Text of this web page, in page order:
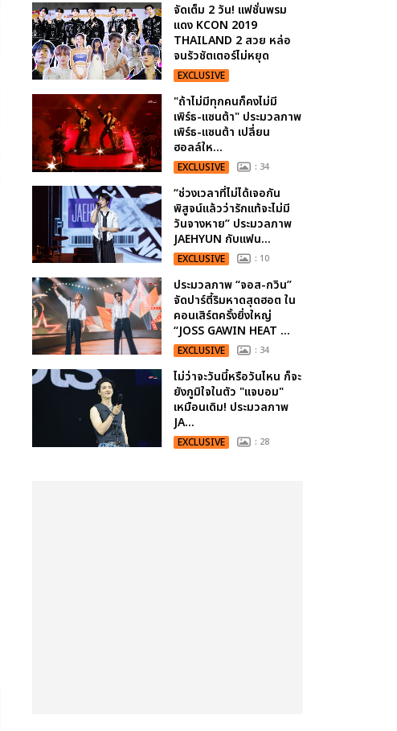
จัดเต็ม 2 วัน! แฟชั่นพรม
แดง KCON 2019
THAILAND 2 สวย หล่อ
จนรัวชัตเตอร์ไม่หยุด
EXCLUSIVE
"ถ้าไม่มีทุกคนก็คงไม่มี
เพิร์ธ-แซนต้า" ประมวลภาพ
เพิร์ธ-แซนต้า เปลี่ยน
ฮอลล์ให...
EXCLUSIVE : 34
“ช่วงเวลาที่ไม่ได้เจอกัน
พิสูจน์แล้วว่ารักแท้จะไม่มี
วันจางหาย” ประมวลภาพ
JAEHYUN กับแฟน...
EXCLUSIVE : 10
ประมวลภาพ “จอส-กวิน”
จัดปาร์ตี้ริมหาดสุดฮอต ใน
คอนเสิร์ตครั้งยิ่งใหญ่
“JOSS GAWIN HEAT ...
EXCLUSIVE : 34
ไม่ว่าจะวันนี้หรือวันไหน ก็จะ
ยังภูมิใจในตัว "แจบอม"
เหมือนเดิม! ประมวลภาพ
JA...
EXCLUSIVE : 28